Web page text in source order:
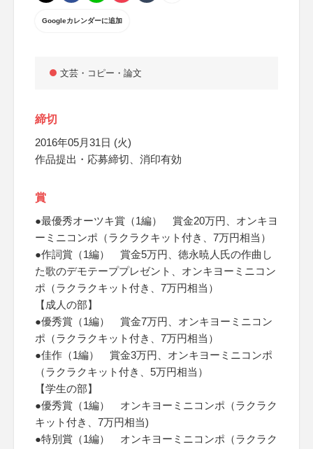
Googleカレンダーに追加
文芸・コピー・論文
締切
2016年05月31日 (火)
作品提出・応募締切、消印有効
賞
●最優秀オーツキ賞（1編） 賞金20万円、オンキヨ
ーミニコンポ（ラクラクキット付き、7万円相当）
●作詞賞（1編） 賞金5万円、徳永暁人氏の作曲し
た歌のデモテーププレゼント、オンキヨーミニコン
ポ（ラクラクキット付き、7万円相当）
【成人の部】
●優秀賞（1編） 賞金7万円、オンキヨーミニコン
ポ（ラクラクキット付き、7万円相当）
●佳作（1編） 賞金3万円、オンキヨーミニコンポ
（ラクラクキット付き、5万円相当）
【学生の部】
●優秀賞（1編） オンキヨーミニコンポ（ラクラク
キット付き、7万円相当)
●特別賞（1編） オンキヨーミニコンポ（ラクラク